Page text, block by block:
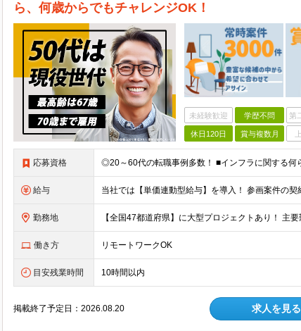
ら、何歳からでもチャレンジOK！
未経験歓迎 学歴不問 第
休日120日 賞与複数月
応募資格 ◎20～60代の転職事例多数！ ■インフラに関する何
給与
勤務地
働き方 リモートワークOK
目安残業時間 10時間以内
掲載終了予定日：2026.08.20 求人を見る